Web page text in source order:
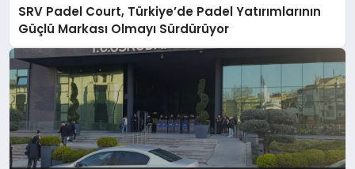
SRV Padel Court, Türkiye’de Padel Yatırımlarının
Güçlü Markası Olmayı Sürdürüyor